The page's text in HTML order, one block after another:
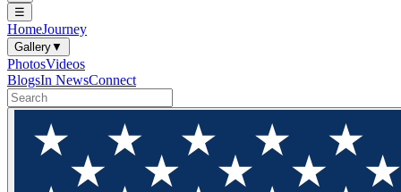
☰
HomeJourney
Gallery▼
PhotosVideos
BlogsIn NewsConnect